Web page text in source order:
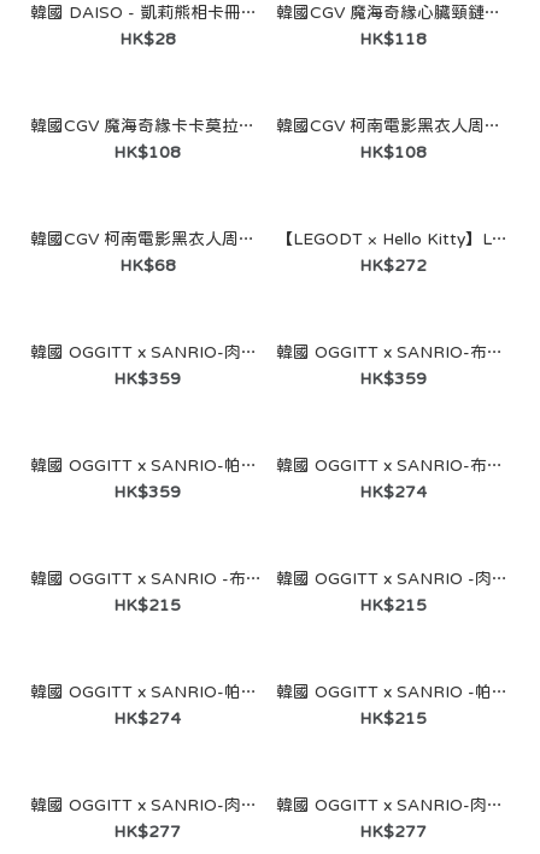
韓國CGV BTS 電影杯
韓國 DAISO - 凱莉熊相卡冊20頁40格♡CARE BEAR
HK$28
韓國CGV 魔海奇緣心臟頸鏈鑰匙圈
HK$118
韓國CGV 魔海奇緣卡卡莫拉娃娃鑰匙圈
HK$108
韓國CGV 柯南電影黑衣人周邊（公仔掛飾）
HK$108
韓國CGV 柯南電影黑衣人周邊（壓力球）
HK$68
【LEGODT × Hello Kitty】Loop 多功能隨行杯 600ml（Good Luck／Happiness）
HK$272
韓國 OGGITT x SANRIO-肉桂狗住宅睡衣 藍色
HK$359
韓國 OGGITT x SANRIO-布丁狗住宅睡衣 奶油黃
HK$359
韓國 OGGITT x SANRIO-帕恰狗住宅睡衣 90年代紅
HK$359
韓國 OGGITT x SANRIO-布丁狗宿舍褲 布丁橙
HK$274
韓國 OGGITT x SANRIO -布丁狗90s無袖衫
HK$215
韓國 OGGITT x SANRIO -肉桂狗90s無袖衫
HK$215
韓國 OGGITT x SANRIO-帕恰狗宿舍褲 櫻桃紅
HK$274
韓國 OGGITT x SANRIO -帕恰狗90s無袖衫
HK$215
韓國 OGGITT x SANRIO-肉桂狗晚安T恤 白色
HK$277
韓國 OGGITT x SANRIO-肉桂狗晚安T恤 薄荷
HK$277